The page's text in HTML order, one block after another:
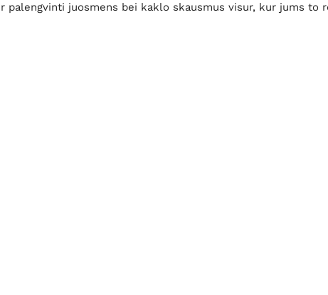
juosmens bei kaklo skausmus visur, kur jums to